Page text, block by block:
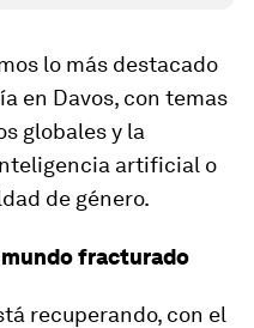
lo más destacado
en Davos, con temas
globales y la
artificial o
de género.
fracturado
recuperando, con el